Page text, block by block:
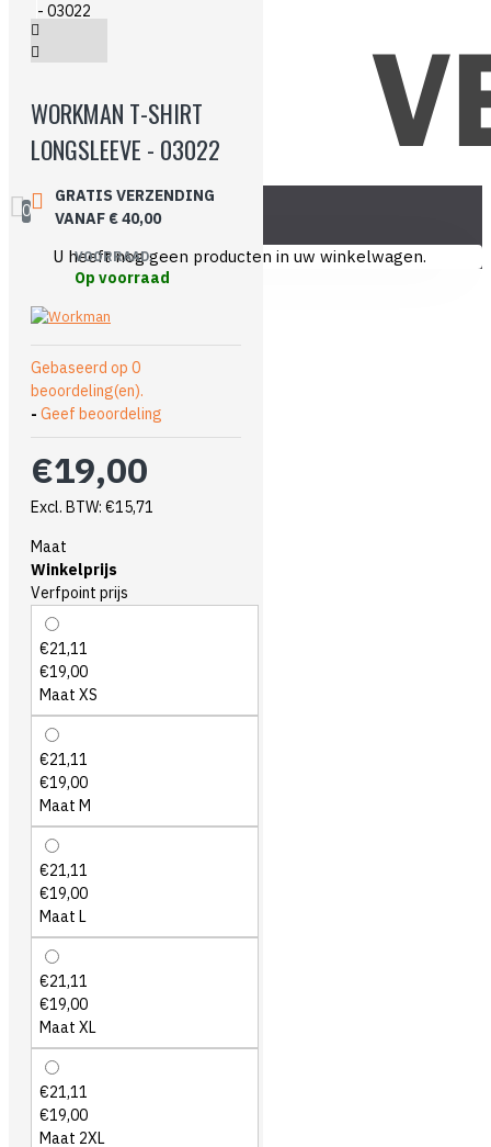
0
U heeft nog geen producten in uw winkelwagen.
WORKMAN T-SHIRT
LONGSLEEVE - 03022
GRATIS VERZENDING
VANAF € 40,00
VOORRAAD:
Op voorraad
Gebaseerd op 0
beoordeling(en).
- Geef beoordeling
€19,00
Excl. BTW: €15,71
Maat
Winkelprijs
Verfpoint prijs
€21,11
€19,00
Maat XS
€21,11
€19,00
Maat M
€21,11
€19,00
Maat L
€21,11
€19,00
Maat XL
€21,11
€19,00
Maat 2XL